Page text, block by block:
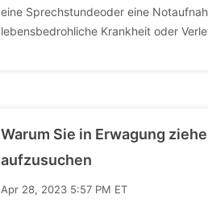
eine Sprechstundeoder eine
lebensbedrohliche Krankheit oder
Warum Sie in Erwagung
aufzusuchen
Apr 28, 2023 5:57 PM ET